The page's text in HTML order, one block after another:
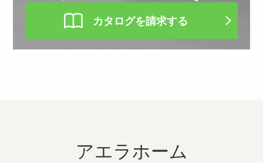
カタログを請求する
アエラホーム